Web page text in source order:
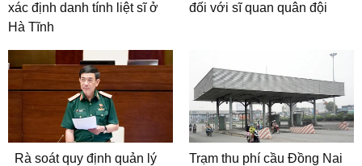
xác định danh tính liệt sĩ ở
Hà Tĩnh
đối với sĩ quan quân đội
Rà soát quy định quản lý
Trạm thu phí cầu Đồng Nai